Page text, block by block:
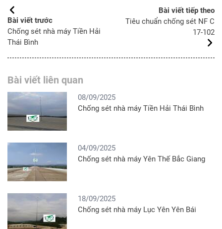
Bài viết trước
Chống sét nhà máy Tiền Hải
Thái Bình
Bài viết tiếp theo
Tiêu chuẩn chống sét NF C
17-102
Bài viết liên quan
08/09/2025
Chống sét nhà máy Tiền Hải Thái Bình
04/09/2025
Chống sét nhà máy Yên Thế Bắc Giang
18/09/2025
Chống sét nhà máy Lục Yên Yên Bái